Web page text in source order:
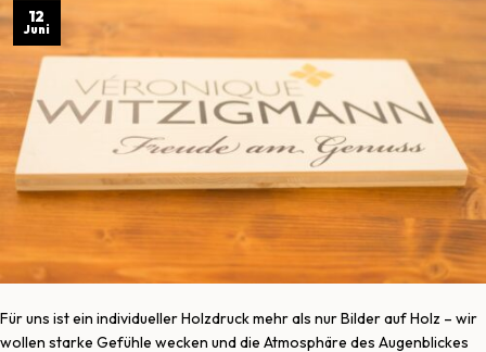
12
Juni
Für uns ist ein individueller Holzdruck mehr als nur Bilder auf Holz – wir
wollen starke Gefühle wecken und die Atmosphäre des Augenblickes